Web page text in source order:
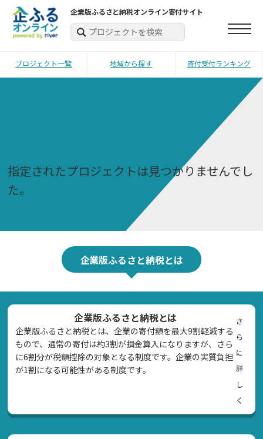
企業版ふるさと納税オンライン寄付サイト
プロジェクト一覧 地域から探す 寄付受付ランキング
指定されたプロジェクトは見つかりませんでし
た。
企業版ふるさと納税とは
企業版ふるさと納税とは
企業版ふるさと納税とは、企業の寄付額を最大9割軽減する
もので、通常の寄付は約3割が損金算入になりますが、さら
に6割分が税額控除の対象となる制度です。企業の実質負担
が1割になる可能性がある制度です。
さ
ら
に
詳
し
く